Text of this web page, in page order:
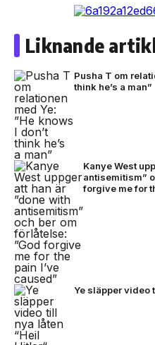
Liknande
Pusha T om
think he’s a man”
Kanye West
antisemitism”
forgive me for
Ye släpper video